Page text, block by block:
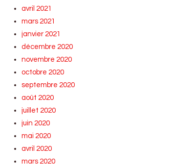
avril 2021
mars 2021
janvier 2021
décembre 2020
novembre 2020
octobre 2020
septembre 2020
août 2020
juillet 2020
juin 2020
mai 2020
avril 2020
mars 2020